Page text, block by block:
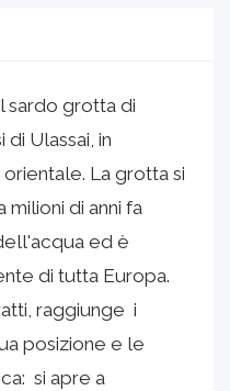
sardo grotta di
di Ulassai, in
La grotta si
di anni fa
ed è
di tutta Europa.
raggiunge i
posizione e le
si apre a